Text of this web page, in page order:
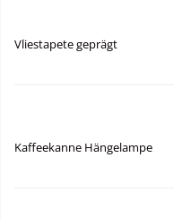
Vliestapete geprägt
Kaffeekanne Hängelampe